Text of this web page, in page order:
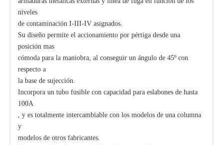
niveles
de contaminación I-III-IV asignados.
Su diseño permite el accionamiento por pértiga desde una
posición mas
cómoda para la maniobra, al conseguir un ángulo de 45º con
respecto a
la base de sujección.
Incorpora un tubo fusible con capacidad para eslabones de hasta
100A
, y es totalmente intercambiable con los modelos de una columna
y
modelos de otros fabricantes.